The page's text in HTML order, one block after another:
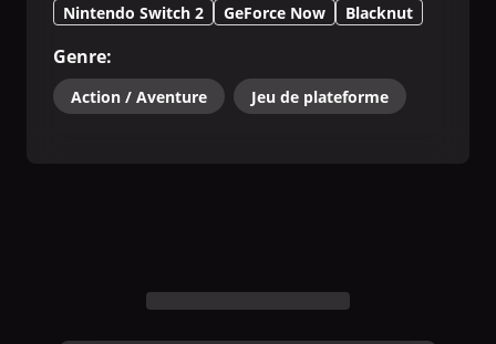
Nintendo Switch 2
GeForce Now Blacknut
Genre:
Action / Aventure Jeu de plateforme